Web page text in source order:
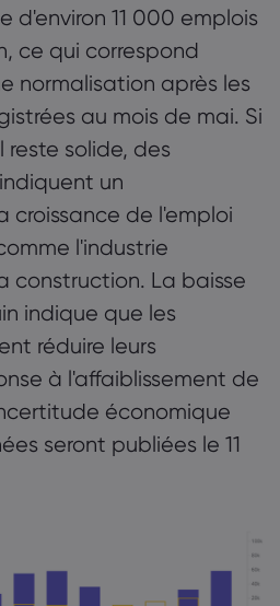
d'environ 11 000 emplois
ce qui correspond
normalisation après les
au mois de mai. Si
reste solide, des
un
croissance de l'emploi
l'industrie
construction. La baisse
indique que les
réduire leurs
à l'affaiblissement de
économique
seront publiées le 11